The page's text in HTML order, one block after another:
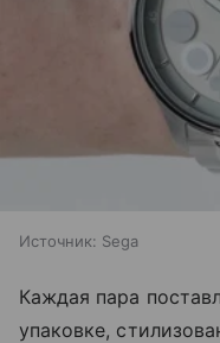
Источник: Sega
Каждая пара
упаковке,